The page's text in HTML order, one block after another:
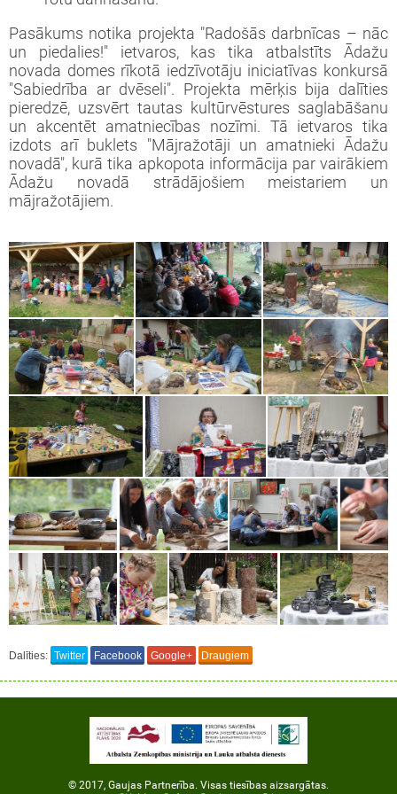
Pasākums notika projekta "Radošās darbnīcas – nāc
un piedalies!" ietvaros, kas tika atbalstīts Ādažu
novada domes rīkotā iedzīvotāju iniciatīvas konkursā
"Sabiedrība ar dvēseli". Projekta mērķis bija dalīties
pieredzē, uzsvērt tautas kultūrvēstures saglabāšanu
un akcentēt amatniecības nozīmi. Tā ietvaros tika
izdots arī buklets "Mājražotāji un amatnieki Ādažu
novadā", kurā tika apkopota informācija par vairākiem
Ādažu novadā strādājošiem meistariem un
mājražotājiem.
Dalīties: Twitter Facebook Google+ Draugiem
© 2017, Gaujas Partnerība. Visas tiesības aizsargātas.
un rekvizīti
projekti
semināri
“LEADER pieejas īstenošana 2009-
(ELFLA)”
“LEADER pieejas īstenošana 2009-
(EZF)”
projekti
iesniegumu veidlapas
semināri
apstiprinātie projekti